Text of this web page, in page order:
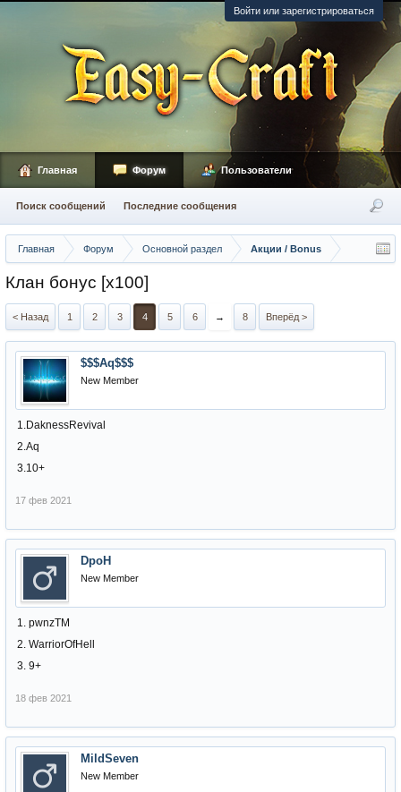
Войти или зарегистрироваться
Главная Форум Основной раздел Акции / Bonus
Клан бонус [x100]
< Назад 1 2 3 4 5 6 → 8 Вперёд >
$$$Aq$$$
New Member
1.DaknessRevival
2.Aq
3.10+
17 фев 2021
DpoH
New Member
1. pwnzTM
2. WarriorOfHell
3. 9+
18 фев 2021
MildSeven
New Member
Главная Форум
Поиск сообщений Последние сообщения
Пользователи